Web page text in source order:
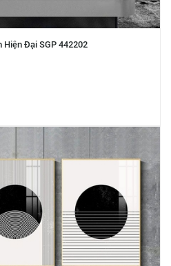
Đại SGP 442202